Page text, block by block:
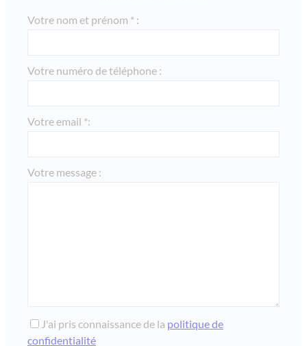
Votre nom et prénom * :
Votre numéro de téléphone :
Votre email *:
Votre message :
J'ai pris connaissance de la politique de
confidentialité